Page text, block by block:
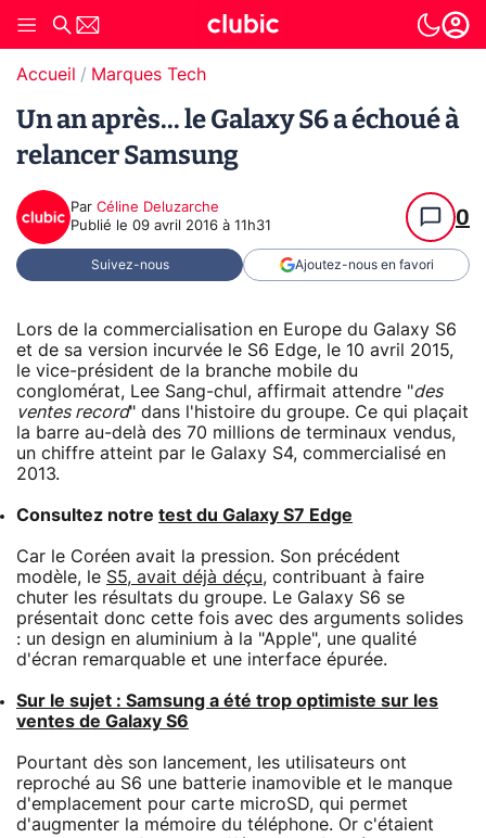
Accueil Marques Tech
Un an après... le Galaxy S6 a échoué à
relancer Samsung
Par Céline Deluzarche
Publié le 09 avril 2016 à 11h31 0
Suivez-nous Ajoutez-nous en favori
Lors de la commercialisation en Europe du Galaxy S6
et de sa version incurvée le S6 Edge, le 10 avril 2015,
le vice-président de la branche mobile du
conglomérat, Lee Sang-chul, affirmait attendre "des
ventes record" dans l'histoire du groupe. Ce qui plaçait
la barre au-delà des 70 millions de terminaux vendus,
un chiffre atteint par le Galaxy S4, commercialisé en
2013.
Consultez notre test du Galaxy S7 Edge
Car le Coréen avait la pression. Son précédent
modèle, le S5, avait déjà déçu, contribuant à faire
chuter les résultats du groupe. Le Galaxy S6 se
présentait donc cette fois avec des arguments solides
: un design en aluminium à la "Apple", une qualité
d'écran remarquable et une interface épurée.
Sur le sujet : Samsung a été trop optimiste sur les
ventes de Galaxy S6
Pourtant dès son lancement, les utilisateurs ont
reproché au S6 une batterie inamovible et le manque
d'emplacement pour carte microSD, qui permet
d'augmenter la mémoire du téléphone. Or c'étaient